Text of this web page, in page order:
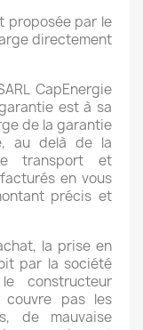
proposée par le
directement
CapEnergie
est à sa
de la garantie
au delà de la
transport et
en vous
précis et
la prise en
par la société
constructeur
couvre pas les
de mauvaise